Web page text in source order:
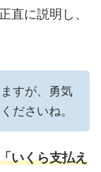
直に説明し、
すが、勇気
ださいね。
いくら支払え